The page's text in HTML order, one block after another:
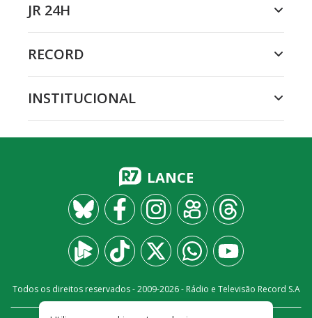
JR 24H
RECORD
INSTITUCIONAL
LANCE
Todos os direitos reservados - 2009-2026- Rádio e Televisão Record S.A